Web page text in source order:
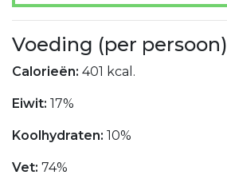
Voeding (per persoon)
Calorieën: 401 kcal.
Eiwit: 17%
Koolhydraten: 10%
Vet: 74%